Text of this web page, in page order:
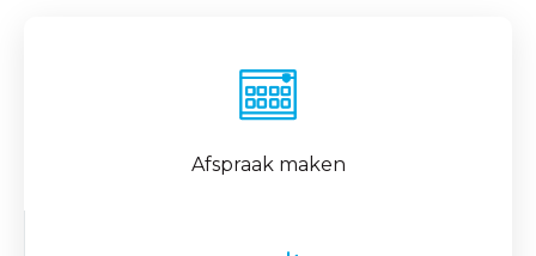
Afspraak maken